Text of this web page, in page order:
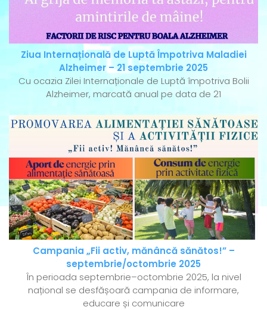
Ziua Internațională de Luptă Împotriva Maladiei
Alzheimer – 21 septembrie 2025
Cu ocazia Zilei Internaționale de Luptă împotriva Bolii
Alzheimer, marcată anual pe data de 21
Campania „Fii activ, mănâncă sănătos!” –
septembrie/octombrie 2025
În perioada septembrie–octombrie 2025, la nivel
național se desfășoară campania de informare,
educare și comunicare